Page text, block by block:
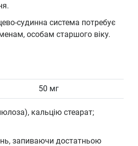
судинна система потребує
особам старшого віку.
50 мг
кальцію стеарат;
запиваючи достатньою